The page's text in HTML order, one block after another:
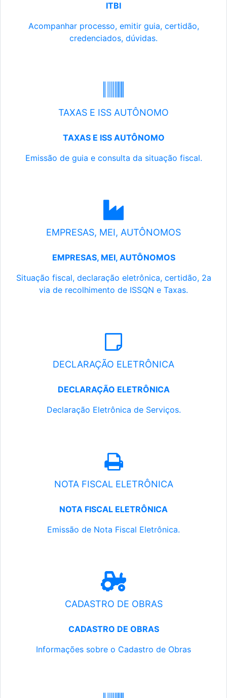
ITBI
Acompanhar processo, emitir guia, certidão,
credenciados, dúvidas.
TAXAS E ISS AUTÔNOMO
TAXAS E ISS AUTÔNOMO
Emissão de guia e consulta da situação fiscal.
EMPRESAS, MEI, AUTÔNOMOS
EMPRESAS, MEI, AUTÔNOMOS
Situação fiscal, declaração eletrônica, certidão, 2a
via de recolhimento de ISSQN e Taxas.
DECLARAÇÃO ELETRÔNICA
DECLARAÇÃO ELETRÔNICA
Declaração Eletrônica de Serviços.
NOTA FISCAL ELETRÔNICA
NOTA FISCAL ELETRÔNICA
Emissão de Nota Fiscal Eletrônica.
CADASTRO DE OBRAS
CADASTRO DE OBRAS
Informações sobre o Cadastro de Obras